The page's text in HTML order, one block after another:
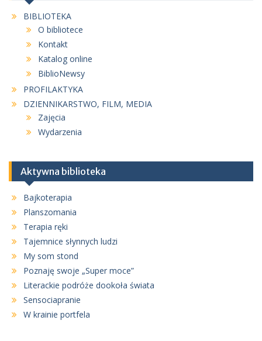
BIBLIOTEKA
O bibliotece
Kontakt
Katalog online
BiblioNewsy
PROFILAKTYKA
DZIENNIKARSTWO, FILM, MEDIA
Zajęcia
Wydarzenia
Aktywna biblioteka
Bajkoterapia
Planszomania
Terapia ręki
Tajemnice słynnych ludzi
My som stond
Poznaję swoje „Super moce”
Literackie podróże dookoła świata
Sensociapranie
W krainie portfela